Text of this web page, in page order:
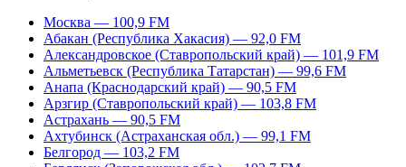
Москва — 100,9 FM
Абакан (Республика Хакасия) — 92,0 FM
Александровское (Ставропольский край) — 101,9 FM
Альметьевск (Республика Татарстан) — 99,6 FM
Анапа (Краснодарский край) — 90,5 FM
Арзгир (Ставропольский край) — 103,8 FM
Астрахань — 90,5 FM
Ахтубинск (Астраханская обл.) — 99,1 FM
Белгород — 103,2 FM